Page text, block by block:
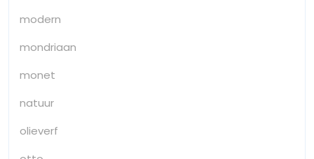
modern
mondriaan
monet
natuur
olieverf